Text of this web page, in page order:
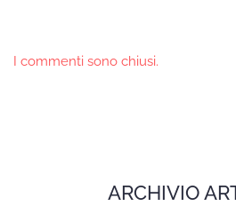
I commenti sono chiusi.
ARCHIVIO